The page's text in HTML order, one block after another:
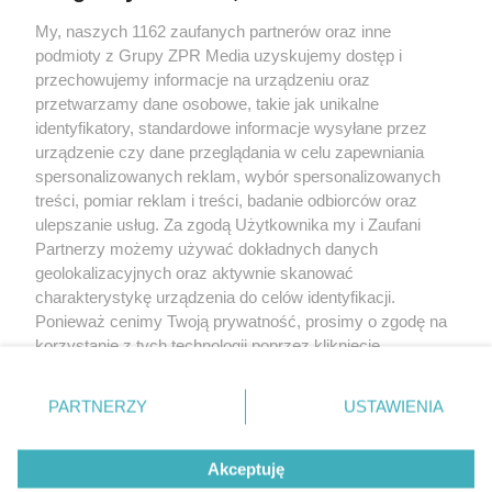
Żaden utwór zamieszczony w serwisie nie może być powielany i
rozpowszechniany lub dalej rozpowszechniany w jakikolwiek sposób (w
tym także elektroniczny lub mechaniczny) na jakimkolwiek polu
eksploatacji w jakiejkolwiek formie, włącznie z umieszczaniem w
Internecie bez pisemnej zgody właściciela praw. Jakiekolwiek użycie lub
wykorzystanie utworów w całości lub w części z naruszeniem prawa, tzn.
bez właściwej zgody, jest zabronione pod groźbą kary i może być ścigane
prawnie.
O nas
Informacje prawne
Nasze serwisy
My, naszych 1162 zaufanych partnerów oraz inne
podmioty z Grupy ZPR Media uzyskujemy dostęp i
przechowujemy informacje na urządzeniu oraz
przetwarzamy dane osobowe, takie jak unikalne
identyfikatory, standardowe informacje wysyłane przez
urządzenie czy dane przeglądania w celu zapewniania
spersonalizowanych reklam, wybór spersonalizowanych
treści, pomiar reklam i treści, badanie odbiorców oraz
ulepszanie usług. Za zgodą Użytkownika my i Zaufani
Partnerzy możemy używać dokładnych danych
geolokalizacyjnych oraz aktywnie skanować
charakterystykę urządzenia do celów identyfikacji.
Ponieważ cenimy Twoją prywatność, prosimy o zgodę na
korzystanie z tych technologii poprzez kliknięcie
zmienić/wycofać klikając przycisk ustawień prywatności
znajdujący się w lewym dolnym rogu strony
rodzaje przetwarzania danych nie wymagają zgody
użytkownika, ale masz prawo sprzeciwić się takiemu
PARTNERZY USTAWIENIA
Akceptuję